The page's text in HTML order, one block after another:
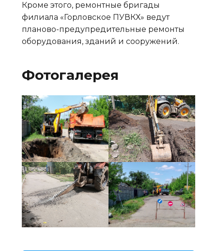
Кроме этого, ремонтные бригады
филиала «Горловское ПУВКХ» ведут
планово-предупредительные ремонты
оборудования, зданий и сооружений.
Фотогалерея